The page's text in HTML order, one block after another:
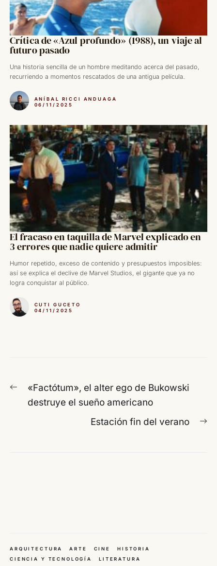
Crítica de «Azul profundo» (1988), un viaje al
futuro pasado
Una historia sencilla de un hombre meditando acerca del pasado,
recurriendo a momentos rescatados de una antigua película.
ANÍBAL RICCI ANDUAGA
06/11/2025
El fracaso en taquilla de Marvel explicado en
3 errores que nadie quiere admitir
Humor repetido, exceso de contenido y presupuestos imposibles:
así se explica el declive de Marvel Studios, el gigante que ya no
logra conquistar al público.
CUTI GUCETO
04/11/2025
Navegación
Entrada
anterior:
«Factótum», el alter ego de Bukowski
destruye el sueño americano
Estación fin del verano
ARQUITECTURA ARTE CINE
HISTORIA
CIENCIA Y TECNOLOGÍA
LITERATURA